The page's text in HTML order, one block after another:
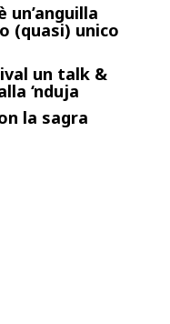
un’anguilla
(quasi) unico
un talk &
‘nduja
la sagra